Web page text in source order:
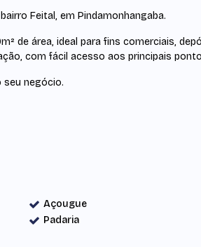
Feital, em Pindamonhangaba.
de área, ideal para fins comerciais,
com fácil acesso aos principais
seu negócio.
Açougue
Padaria